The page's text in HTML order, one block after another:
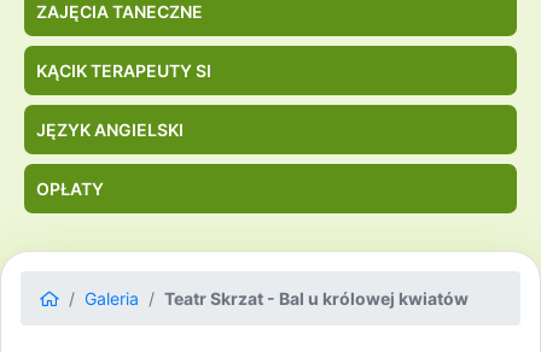
ZAJĘCIA TANECZNE
KĄCIK TERAPEUTY SI
JĘZYK ANGIELSKI
OPŁATY
Galeria Teatr Skrzat - Bal u królowej kwiatów